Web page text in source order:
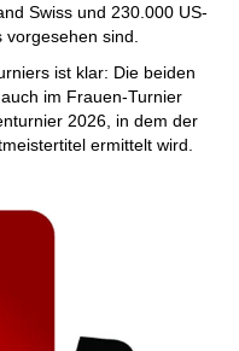
Swiss und 230.000 US-
sind.
ist klar: Die beiden
im Frauen-Turnier
2026, in dem der
ermittelt wird.